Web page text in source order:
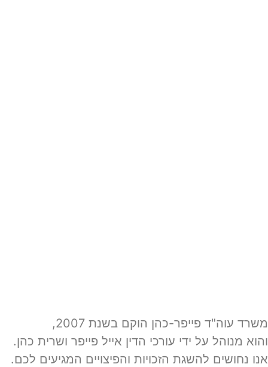
משרד עוה"ד פייפר-כהן הוקם בשנת 2007,
והוא מנוהל על ידי עורכי הדין אייל פייפר ושרית כהן.
אנו נחושים להשגת הזכויות והפיצויים המגיעים לכם.